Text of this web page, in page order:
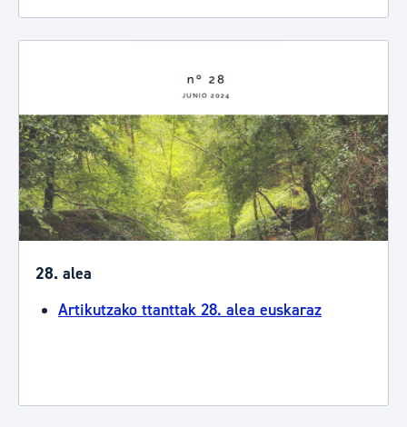
28. alea
Artikutzako ttanttak 28. alea euskaraz